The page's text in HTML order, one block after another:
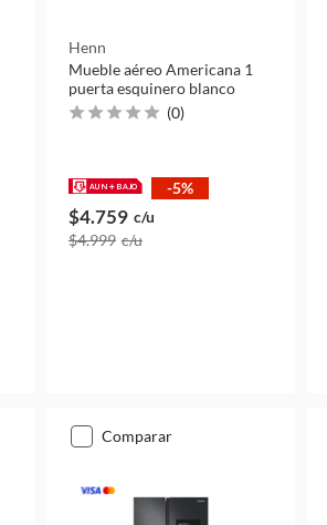
Henn
Mueble aéreo Americana 1
puerta esquinero blanco
(0)
-5%
$4.759 c/u
$4.999 c/u
comparar